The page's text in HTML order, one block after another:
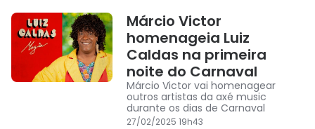
Márcio Victor
homenageia Luiz
Caldas na primeira
noite do Carnaval
Márcio Victor vai homenagear
outros artistas da axé music
durante os dias de Carnaval
27/02/2025 19h43